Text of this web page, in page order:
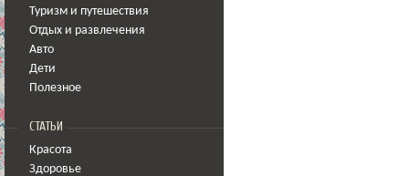
Туризм и путешествия
Отдых и развлечения
Авто
Дети
Полезное
СТАТЬИ
Красота
Здоровье